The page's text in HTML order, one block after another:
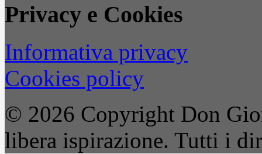
Privacy e Cookies
Informativa privacy
Cookies policy
© 2026 Copyright Don
libera ispirazione. Tutti i